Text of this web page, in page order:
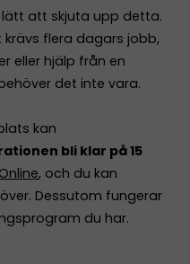
att skjuta upp detta.
flera dagars jobb,
eller hjälp från en
det inte vara.
kan
bli klar på 15
, och du kan
Dessutom fungerar
du har.